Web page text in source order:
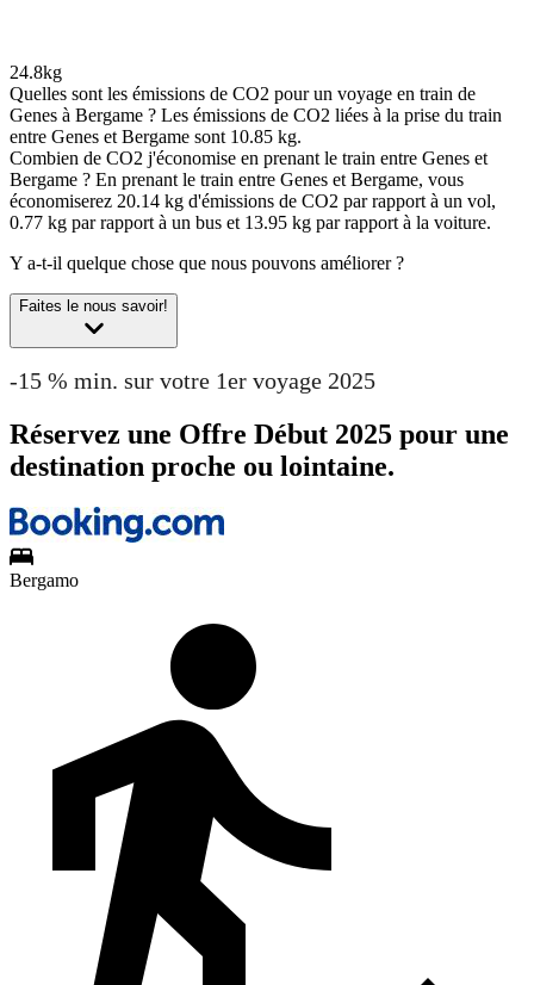
24.8kg
Quelles sont les émissions de CO2 pour un voyage en train de
Genes à Bergame ? Les émissions de CO2 liées à la prise du train
entre Genes et Bergame sont 10.85 kg.
Combien de CO2 j'économise en prenant le train entre Genes et
Bergame ? En prenant le train entre Genes et Bergame, vous
économiserez 20.14 kg d'émissions de CO2 par rapport à un vol,
0.77 kg par rapport à un bus et 13.95 kg par rapport à la voiture.
Y a-t-il quelque chose que nous pouvons améliorer ?
Faites le nous savoir!
-15 % min. sur votre 1er voyage 2025
Réservez une Offre Début 2025 pour une
destination proche ou lointaine.
Bergamo